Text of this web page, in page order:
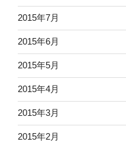
2015年7月
2015年6月
2015年5月
2015年4月
2015年3月
2015年2月